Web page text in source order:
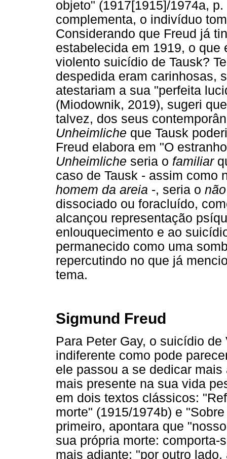
objeto" (1917[1915]/1974a,
complementa, o indivíduo
Considerando que Freud já
estabelecida em 1919, o que
violento suicídio de Tausk?
despedida eram carinhosas,
atestariam a sua "perfeita
(Miodownik, 2019), sugeri
talvez, dos seus
Unheimliche que Tausk
Freud elabora em "O
Unheimliche seria o familiar
caso de Tausk - assim como
homem da areia -, seria o
dissociado ou foracluído,
alcançou representação
enlouquecimento e ao
permanecido como uma
repercutindo no que já
tema.
Sigmund Freud
Para Peter Gay, o suicídio
indiferente como pode
ele passou a se dedicar
mais presente na sua vida
em dois textos clássicos:
morte" (1915/1974b) e
primeiro, apontara que
sua própria morte:
mais adiante: "por outro